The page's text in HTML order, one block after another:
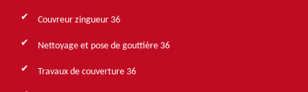
Couvreur zingueur 36
Nettoyage et pose de gouttière 36
Travaux de couverture 36